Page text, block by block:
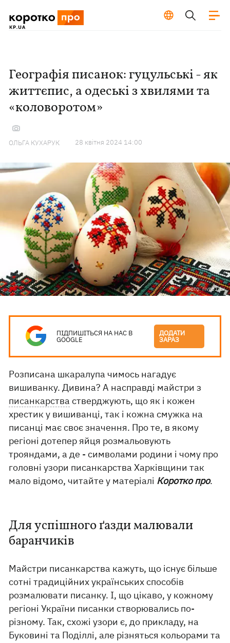
Географія писанок: гуцульські - як
життєпис, а одеські з хвилями та
«коловоротом»
ОЛЬГА КУХАРУК 28 квiтня 2024 14:00
Фото: rivne1.tv
ПІДПИШІТЬСЯ НА НАС В
GOOGLE
ДОДАТИ
ЗАРАЗ
Розписана шкаралупа чимось нагадує
вишиванку. Дивина? А насправді майстри з
писанкарства стверджують, що як і кожен
хрестик у вишиванці, так і кожна смужка на
писанці має своє значення. Про те, в якому
регіоні дотепер яйця розмальовують
трояндами, а де - символами родини і чому про
головні узори писанкарства Харківщини так
мало відомо, читайте у матеріалі Коротко про.
Для успішного ґазди малювали
баранчиків
Майстри писанкарства кажуть, що існує більше
сотні традиційних українських способів
розмалювати писанку. І, що цікаво, у кожному
регіоні України писанки створювались по-
різному. Так, схожі узори є, до прикладу, на
Буковині та Поділлі, але різняться кольорами та